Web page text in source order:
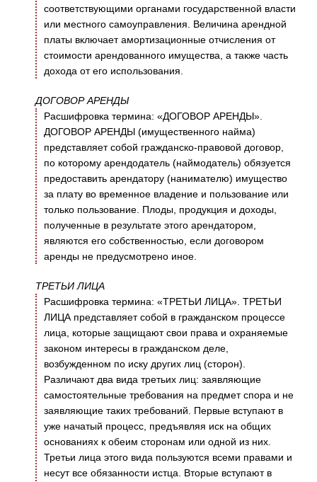
соответствующими органами государственной власти
или местного самоуправления. Величина арендной
платы включает амортизационные отчисления от
стоимости арендованного имущества, а также часть
дохода от его использования.
ДОГОВОР АРЕНДЫ
Расшифровка термина: «ДОГОВОР АРЕНДЫ».
ДОГОВОР АРЕНДЫ (имущественного найма)
представляет собой гражданско-правовой договор,
по которому арендодатель (наймодатель) обязуется
предоставить арендатору (нанимателю) имущество
за плату во временное владение и пользование или
только пользование. Плоды, продукция и доходы,
полученные в результате этого арендатором,
являются его собственностью, если договором
аренды не предусмотрено иное.
ТРЕТЬИ ЛИЦА
Расшифровка термина: «ТРЕТЬИ ЛИЦА». ТРЕТЬИ
ЛИЦА представляет собой в гражданском процессе
лица, которые защищают свои права и охраняемые
законом интересы в гражданском деле,
возбужденном по иску других лиц (сторон).
Различают два вида третьих лиц: заявляющие
самостоятельные требования на предмет спора и не
заявляющие таких требований. Первые вступают в
уже начатый процесс, предъявляя иск на общих
основаниях к обеим сторонам или одной из них.
Третьи лица этого вида пользуются всеми правами и
несут все обязанности истца. Вторые вступают в